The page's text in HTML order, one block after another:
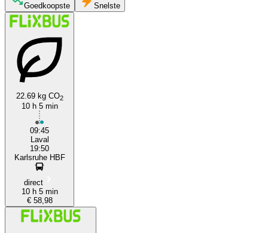
Goedkoopste Snelste
22.69 kg CO2
10 h 5 min
09:45
Laval
19:50
Karlsruhe HBF
direct
10 h 5 min
€ 58,98